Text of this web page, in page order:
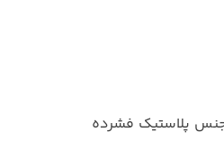
جنس پلاستیک فشرده